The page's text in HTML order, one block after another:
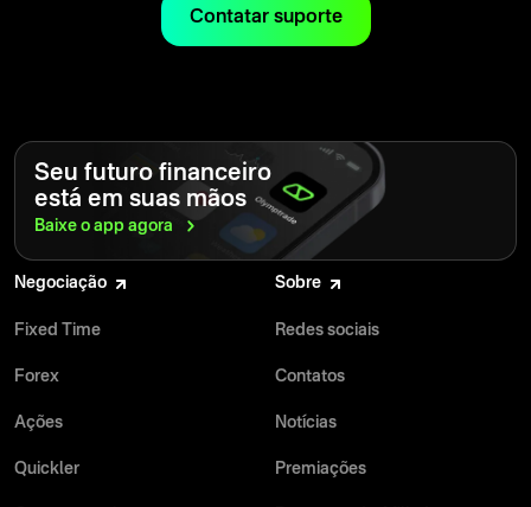
suas habilidades e construir uma fundação forte para o sucesso.
Contatar suporte
Seu futuro financeiro
está em suas mãos
Baixe o app agora
Negociação
Fixed Time
Forex
Ações
Quickler
Sobre
Redes sociais
Contatos
Notícias
Premiações